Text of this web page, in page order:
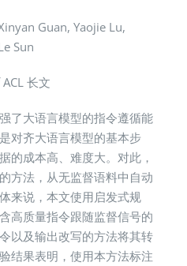
Guan, Yaojie Lu,
Sun
长文
了大语言模型的指令遵循能
对齐大语言模型的基本步
的成本高、难度大。对此，
方法，从无监督语料中自动
来说，本文使用启发式规
高质量指令跟随监督信号的
以及输出改写的方法将其转
结果表明，使用本方法标注